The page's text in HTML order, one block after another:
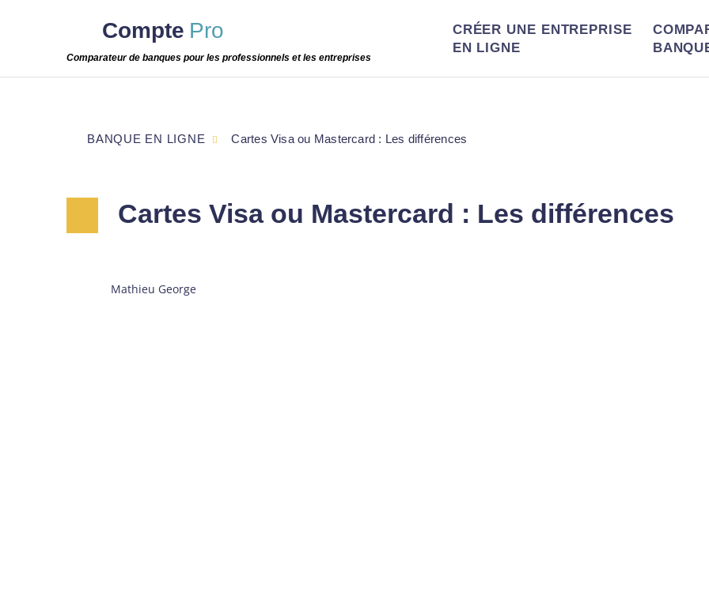
Compte Pro
Comparateur de banques pour les professionnels et les entreprises
CRÉER UNE ENTREPRISE
EN LIGNE
Cartes Visa ou Mastercard : Les différences
Mathieu George
BANQUE EN LIGNE Cartes Visa ou Mastercard : Les différences